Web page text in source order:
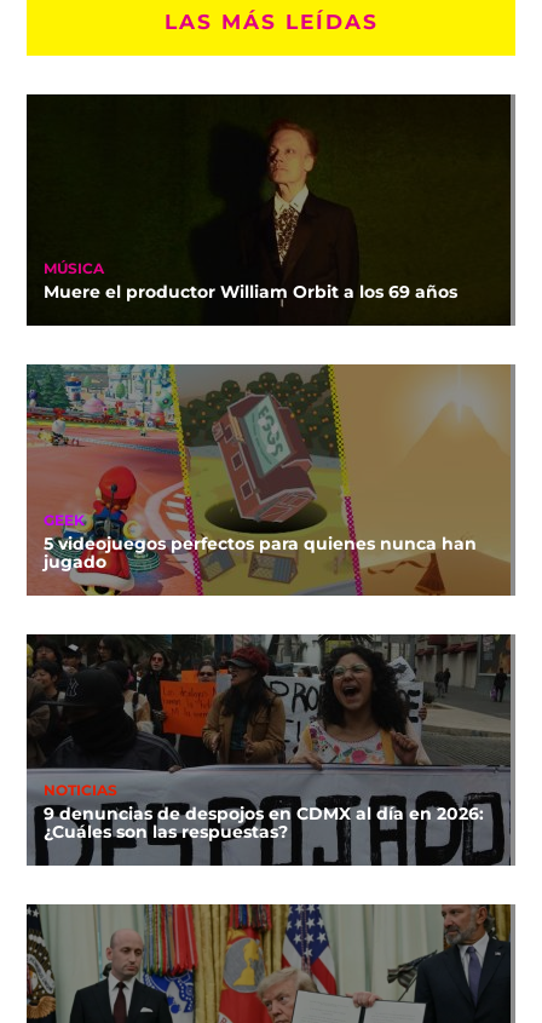
LAS MÁS LEÍDAS
MÚSICA
Muere el productor William Orbit a los 69 años
GEEK
5 videojuegos perfectos para quienes nunca han
jugado
NOTICIAS
9 denuncias de despojos en CDMX al día en 2026:
¿Cuáles son las respuestas?